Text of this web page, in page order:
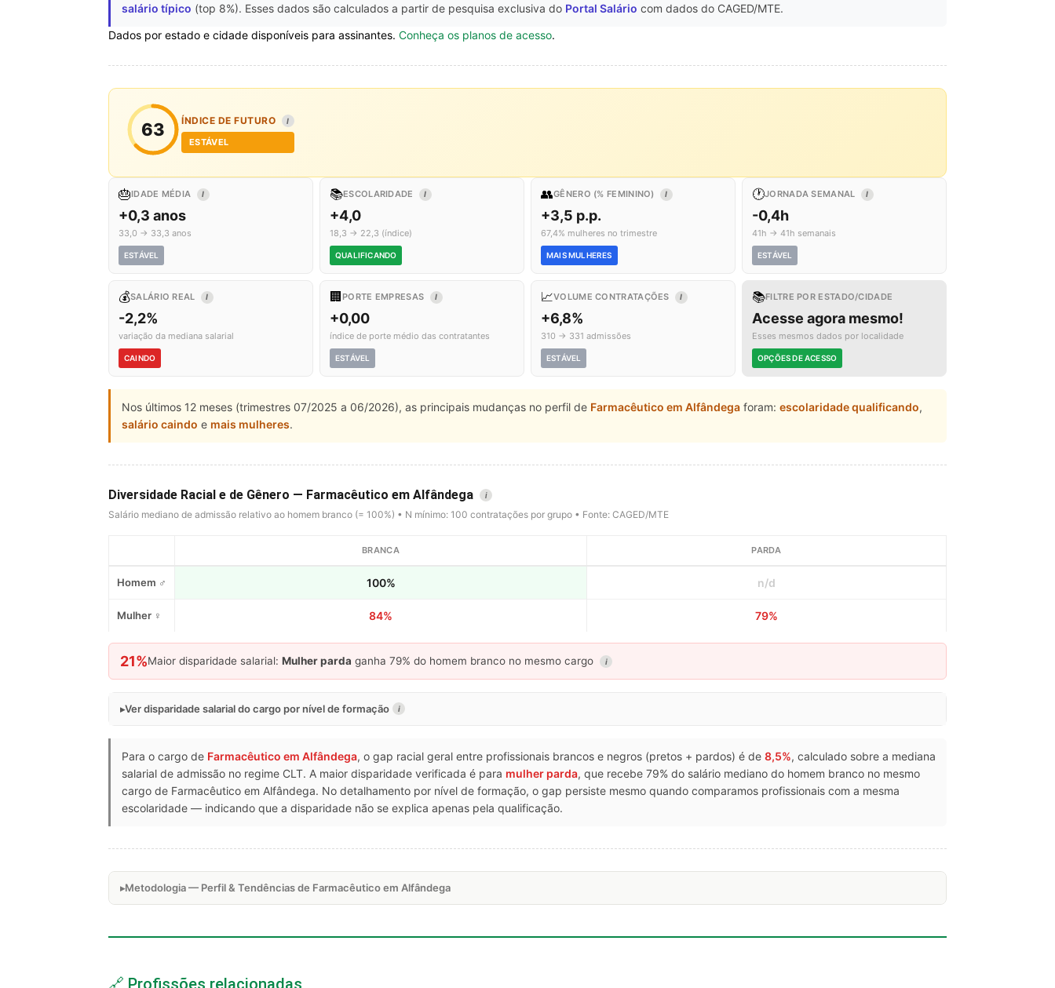
salário típico (top 8%). Esses dados são calculados a partir de pesquisa exclusiva do Portal Salário com dados do CAGED/MTE.
Dados por estado e cidade disponíveis para assinantes. Conheça os planos de acesso.
63 ÍNDICE DE FUTURO I
ESTÁVEL
🎂IDADE MÉDIA I
+0,3 anos
33,0 → 33,3 anos
ESTÁVEL
📚ESCOLARIDADE I
+4,0
18,3 → 22,3 (índice)
QUALIFICANDO
👥GÊNERO (% FEMININO) I
+3,5 p.p.
67,4% mulheres no trimestre
MAIS MULHERES
🕐JORNADA SEMANAL I
-0,4h
41h → 41h semanais
ESTÁVEL
💰SALÁRIO REAL I
-2,2%
variação da mediana salarial
CAINDO
🏢 PORTE EMPRESAS I
+0,00
índice de porte médio das contratantes
ESTÁVEL
📈VOLUME CONTRATAÇÕES I
+6,8%
310 → 331 admissões
ESTÁVEL
📚FILTRE POR ESTADO/CIDADE
Acesse agora mesmo!
Esses mesmos dados por localidade
OPÇÕES DE ACESSO
Nos últimos 12 meses (trimestres 07/2025 a 06/2026), as principais mudanças no perfil de Farmacêutico em Alfândega foram: escolaridade qualificando,
salário caindo e mais mulheres.
Diversidade Racial e de Gênero — Farmacêutico em Alfândega i
Salário mediano de admissão relativo ao homem branco (= 100%) • N mínimo: 100 contratações por grupo • Fonte: CAGED/MTE
BRANCA PARDA
Homem ♂ 100% n/d
Mulher ♀ 84% 79%
21%Maior disparidade salarial: Mulher parda ganha 79% do homem branco no mesmo cargo i
Ver disparidade salarial do cargo por nível de formação i
Para o cargo de Farmacêutico em Alfândega, o gap racial geral entre profissionais brancos e negros (pretos + pardos) é de 8,5%, calculado sobre a mediana
salarial de admissão no regime CLT. A maior disparidade verificada é para mulher parda, que recebe 79% do salário mediano do homem branco no mesmo
cargo de Farmacêutico em Alfândega. No detalhamento por nível de formação, o gap persiste mesmo quando comparamos profissionais com a mesma
escolaridade — indicando que a disparidade não se explica apenas pela qualificação.
Metodologia — Perfil & Tendências de Farmacêutico em Alfândega
🔗 Profissões relacionadas